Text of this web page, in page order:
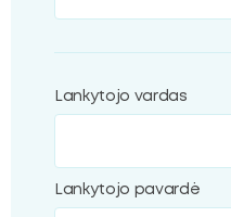
Lankytojo vardas
Lankytojo pavardė